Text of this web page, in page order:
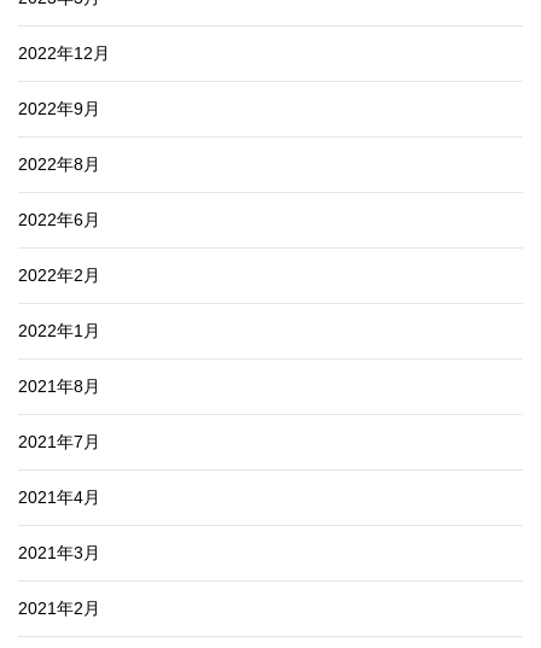
2022年12月
2022年9月
2022年8月
2022年6月
2022年2月
2022年1月
2021年8月
2021年7月
2021年4月
2021年3月
2021年2月